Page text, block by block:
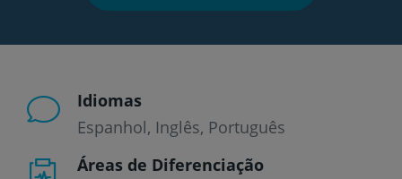
Idiomas
Espanhol Inglês Português
Áreas de Diferenciação